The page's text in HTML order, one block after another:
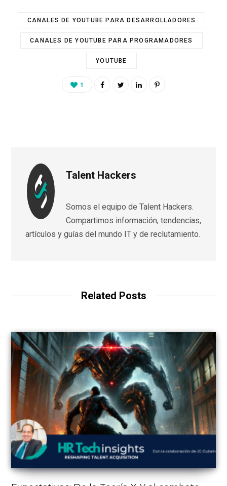
CANALES DE YOUTUBE PARA DESARROLLADORES
CANALES DE YOUTUBE PARA PROGRAMADORES
YOUTUBE
1
Talent Hackers
Somos el equipo de Talent Hackers.
Compartimos información, tendencias,
artículos y guías del mundo IT y de reclutamiento.
Related Posts